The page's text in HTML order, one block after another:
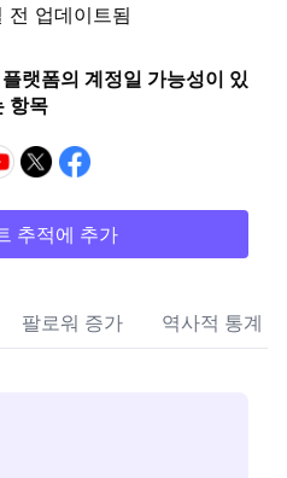
전 업데이트됨
랫폼의 계정일 가능성이 있
항목
추적에 추가
팔로워 증가 역사적 통계